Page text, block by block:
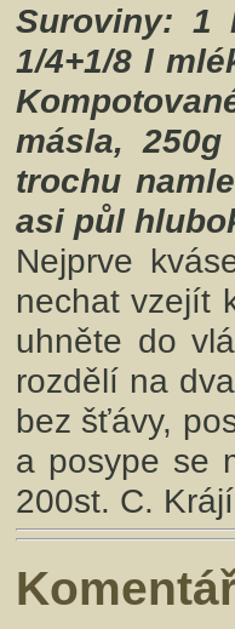
Suroviny: 1
1/4+1/8 l
másla,
trochu
asi půl
Nejprve
nechat vzejít
uhněte do
rozdělí na
bez šťávy,
a posype se
200st. C.